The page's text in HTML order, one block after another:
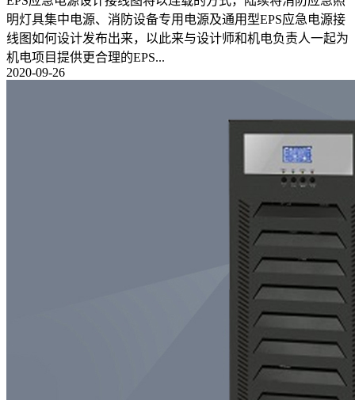
明灯具集中电源、消防设备专用电源及通用型EPS应急电源接
线图如何设计发布出来，以此来与设计师和机电负责人一起为
机电项目提供更合理的EPS...
2020-09-26